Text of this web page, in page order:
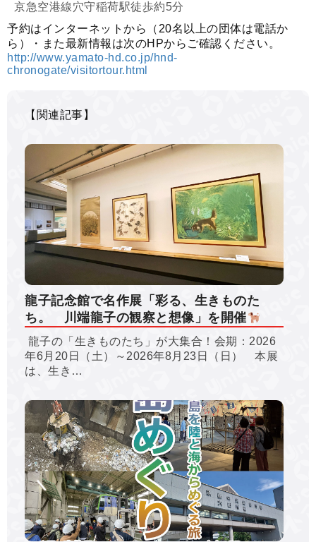
京急空港線穴守稲荷駅徒歩約5分
予約はインターネットから（20名以上の団体は電話か
ら）・また最新情報は次のHPからご確認ください。
http://www.yamato-hd.co.jp/hnd-
chronogate/visitortour.html
【関連記事】
龍子記念館で名作展「彩る、生きものた
ち。 川端龍子の観察と想像」を開催
龍子の「生きものたち」が大集合！会期：2026
年6月20日（土）～2026年8月23日（日）​ 本展
は、生き…